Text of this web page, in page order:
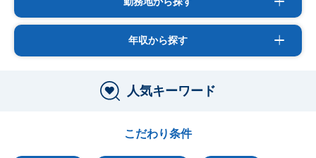
年収から探す
人気キーワード
こだわり条件